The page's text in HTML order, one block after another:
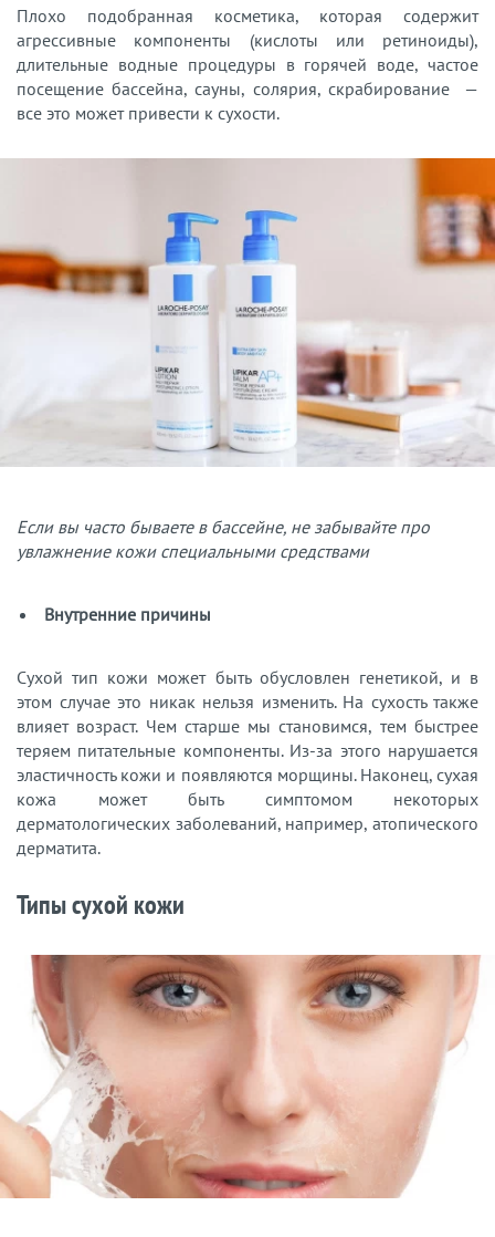
Плохо подобранная косметика, которая содержит
агрессивные компоненты (кислоты или ретиноиды),
длительные водные процедуры в горячей воде, частое
посещение бассейна, сауны, солярия, скрабирование —
все это может привести к сухости.
Если вы часто бываете в бассейне, не забывайте про
увлажнение кожи специальными средствами
Внутренние причины
Сухой тип кожи может быть обусловлен генетикой, и в
этом случае это никак нельзя изменить. На сухость также
влияет возраст. Чем старше мы становимся, тем быстрее
теряем питательные компоненты. Из-за этого нарушается
эластичность кожи и появляются морщины. Наконец, сухая
кожа может быть симптомом некоторых
дерматологических заболеваний, например, атопического
дерматита.
Типы сухой кожи